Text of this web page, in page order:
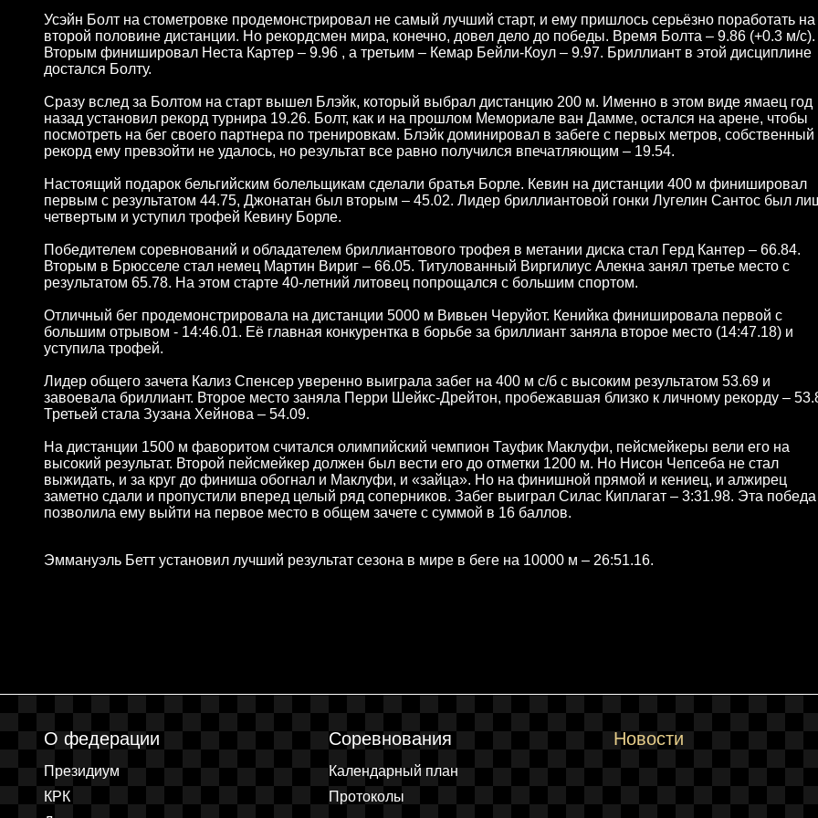
Усэйн Болт на стометровке продемонстрировал не самый лучший старт, и ему пришлось серьёзно поработать на
второй половине дистанции. Но рекордсмен мира, конечно, довел дело до победы. Время Болта – 9.86 (+0.3 м/с).
Вторым финишировал Неста Картер – 9.96 , а третьим – Кемар Бейли-Коул – 9.97. Бриллиант в этой дисциплине
достался Болту.
Сразу вслед за Болтом на старт вышел Блэйк, который выбрал дистанцию 200 м. Именно в этом виде ямаец год
назад установил рекорд турнира 19.26. Болт, как и на прошлом Мемориале ван Дамме, остался на арене, чтобы
посмотреть на бег своего партнера по тренировкам. Блэйк доминировал в забеге с первых метров, собственный
рекорд ему превзойти не удалось, но результат все равно получился впечатляющим – 19.54.
Настоящий подарок бельгийским болельщикам сделали братья Борле. Кевин на дистанции 400 м финишировал
первым с результатом 44.75, Джонатан был вторым – 45.02. Лидер бриллиантовой гонки Лугелин Сантос был
четвертым и уступил трофей Кевину Борле.
Победителем соревнований и обладателем бриллиантового трофея в метании диска стал Герд Кантер – 66.84.
Вторым в Брюсселе стал немец Мартин Вириг – 66.05. Титулованный Виргилиус Алекна занял третье место с
результатом 65.78. На этом старте 40-летний литовец попрощался с большим спортом.
Отличный бег продемонстрировала на дистанции 5000 м Вивьен Черуйот. Кенийка финишировала первой с
большим отрывом - 14:46.01. Её главная конкурентка в борьбе за бриллиант заняла второе место (14:47.18) и
уступила трофей.
Лидер общего зачета Кализ Спенсер уверенно выиграла забег на 400 м с/б с высоким результатом 53.69 и
завоевала бриллиант. Второе место заняла Перри Шейкс-Дрейтон, пробежавшая близко к личному рекорду –
Третьей стала Зузана Хейнова – 54.09.
На дистанции 1500 м фаворитом считался олимпийский чемпион Тауфик Маклуфи, пейсмейкеры вели его на
высокий результат. Второй пейсмейкер должен был вести его до отметки 1200 м. Но Нисон Чепсеба не стал
выжидать, и за круг до финиша обогнал и Маклуфи, и «зайца». Но на финишной прямой и кениец, и алжирец
заметно сдали и пропустили вперед целый ряд соперников. Забег выиграл Силас Киплагат – 3:31.98. Эта победа
позволила ему выйти на первое место в общем зачете с суммой в 16 баллов.
Эммануэль Бетт установил лучший результат сезона в мире в беге на 10000 м – 26:51.16.
О федерации
Президиум
КРК
Соревнования
Календарный план
Протоколы
Новости